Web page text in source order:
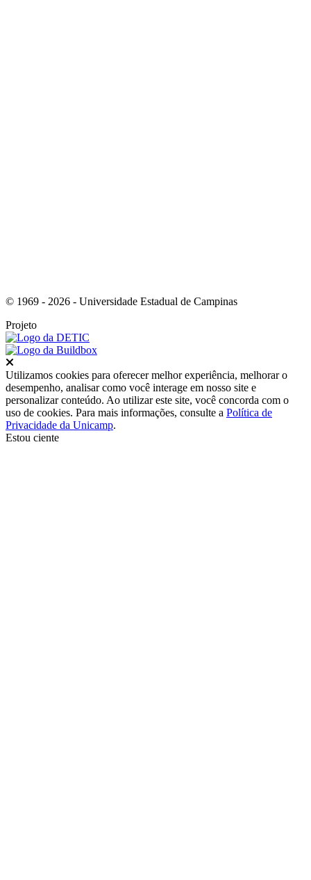
© 1969 - 2026 - Universidade Estadual de Campinas
Projeto
Utilizamos cookies para oferecer melhor experiência, melhorar o
desempenho, analisar como você interage em nosso site e
personalizar conteúdo. Ao utilizar este site, você concorda com o
uso de cookies. Para mais informações, consulte a Política de
Privacidade da Unicamp.
Estou ciente